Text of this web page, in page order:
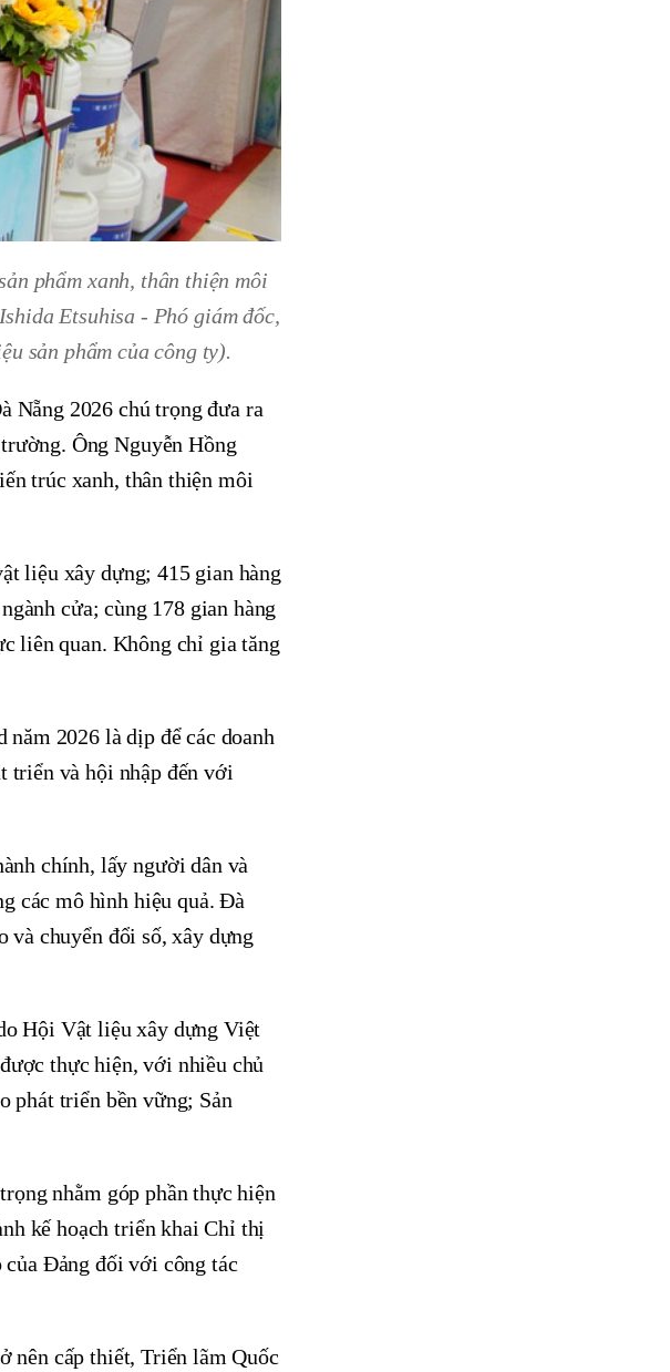
phẩm xanh, thân thiện môi
Etsuhisa - Phó giám đốc,
sản phẩm của công ty).
Nẵng 2026 chú trọng đưa ra
Ông Nguyễn Hồng
trúc xanh, thân thiện môi
liệu xây dựng; 415 gian hàng
cửa; cùng 178 gian hàng
liên quan. Không chỉ gia tăng
2026 là dịp để các doanh
triển và hội nhập đến với
chính, lấy người dân và
các mô hình hiệu quả. Đà
và chuyển đổi số, xây dựng
Hội Vật liệu xây dựng Việt
thực hiện, với nhiều chủ
phát triển bền vững; Sản
nhằm góp phần thực hiện
kế hoạch triển khai Chỉ thị
Đảng đối với công tác
nên cấp thiết, Triển lãm Quốc